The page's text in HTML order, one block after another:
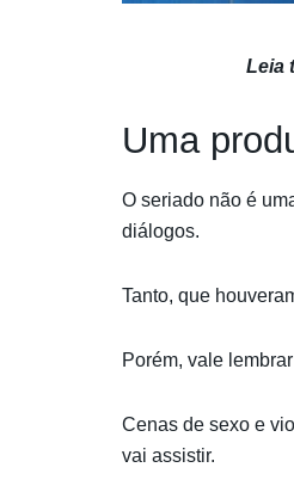
Leia
Uma
O seriado não é
diálogos.
Tanto, que
Porém, vale
Cenas de sexo e
vai assistir.